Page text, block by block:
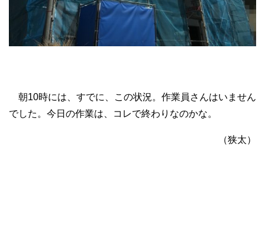
朝10時には、すでに、この状況。作業員さんはいません
でした。今日の作業は、コレで終わりなのかな。
（狭太）